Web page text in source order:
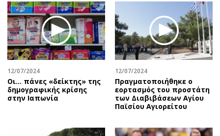
12/07/2024
Οι… πάνες «δείκτης» της
δημογραφικής κρίσης
στην Ιαπωνία
12/07/2024
Πραγματοποιήθηκε ο
εορτασμός του προστάτη
των Διαβιβάσεων Αγίου
Παϊσίου Αγιορείτου